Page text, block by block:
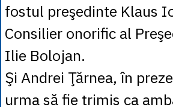
fostul preşedinte Klaus
Consilier onorific al
Ilie Bolojan.
Şi Andrei Ţărnea, în
urma să fie trimis ca